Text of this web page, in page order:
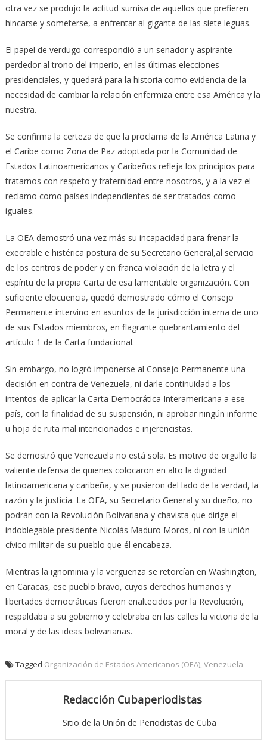
otra vez se produjo la actitud sumisa de aquellos que prefieren
hincarse y someterse, a enfrentar al gigante de las siete leguas.
El papel de verdugo correspondió a un senador y aspirante
perdedor al trono del imperio, en las últimas elecciones
presidenciales, y quedará para la historia como evidencia de la
necesidad de cambiar la relación enfermiza entre esa América y la
nuestra.
Se confirma la certeza de que la proclama de la América Latina y
el Caribe como Zona de Paz adoptada por la Comunidad de
Estados Latinoamericanos y Caribeños refleja los principios para
tratarnos con respeto y fraternidad entre nosotros, y a la vez el
reclamo como países independientes de ser tratados como
iguales.
La OEA demostró una vez más su incapacidad para frenar la
execrable e histérica postura de su Secretario General,al servicio
de los centros de poder y en franca violación de la letra y el
espíritu de la propia Carta de esa lamentable organización. Con
suficiente elocuencia, quedó demostrado cómo el Consejo
Permanente intervino en asuntos de la jurisdicción interna de uno
de sus Estados miembros, en flagrante quebrantamiento del
artículo 1 de la Carta fundacional.
Sin embargo, no logró imponerse al Consejo Permanente una
decisión en contra de Venezuela, ni darle continuidad a los
intentos de aplicar la Carta Democrática Interamericana a ese
país, con la finalidad de su suspensión, ni aprobar ningún informe
u hoja de ruta mal intencionados e injerencistas.
Se demostró que Venezuela no está sola. Es motivo de orgullo la
valiente defensa de quienes colocaron en alto la dignidad
latinoamericana y caribeña, y se pusieron del lado de la verdad, la
razón y la justicia. La OEA, su Secretario General y su dueño, no
podrán con la Revolución Bolivariana y chavista que dirige el
indoblegable presidente Nicolás Maduro Moros, ni con la unión
cívico militar de su pueblo que él encabeza.
Mientras la ignominia y la vergüenza se retorcían en Washington,
en Caracas, ese pueblo bravo, cuyos derechos humanos y
libertades democráticas fueron enaltecidos por la Revolución,
respaldaba a su gobierno y celebraba en las calles la victoria de la
moral y de las ideas bolivarianas.
Tagged Organización de Estados Americanos (OEA),Venezuela
Redacción Cubaperiodistas
Sitio de la Unión de Periodistas de Cuba